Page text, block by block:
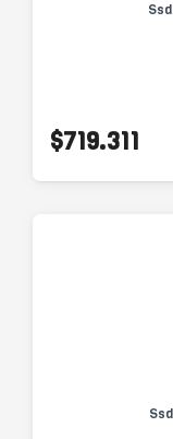
$719.311